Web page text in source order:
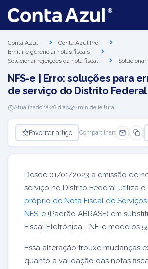
Conta Azul
Conta Azul Pro
Emitir e gerenciar notas fiscais
Solucionar rejeições da nota fiscal
NFS-e | Erro: soluções para
de serviço do Distrito Federal
Atualizadohá 28 dias 2min de leitura
Favoritar artigo Compartilhar:
Desde 01/01/2023 a emissão de
serviço no Distrito Federal utiliza o
próprio de Nota Fiscal de
NFS-e (Padrão ABRASF) em
Fiscal Eletrônica - NF-e modelos
Essa alteração trouxe mudanças
quanto a validação das notas